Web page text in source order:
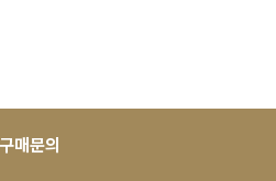
구매문의